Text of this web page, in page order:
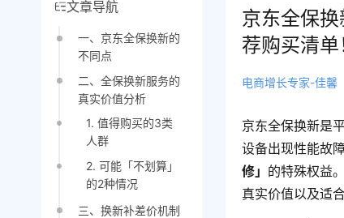
文章导航
一、京东全保换新的
不同点
二、全保换新服务的
真实价值分析
1. 值得购买的3类
人群
2. 可能「不划算」
的2种情况
三、换新补差价机制
京东全保
荐购买清单
电商增长专家-佳馨
京东全保换新是
设备出现性能故
修」 的特殊权益
真实价值以及适